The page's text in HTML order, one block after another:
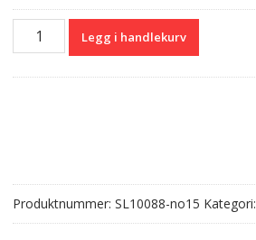
Originalt
batteri
Legg i handlekurv
Produktnummer: SL10088-no15 Kategori: